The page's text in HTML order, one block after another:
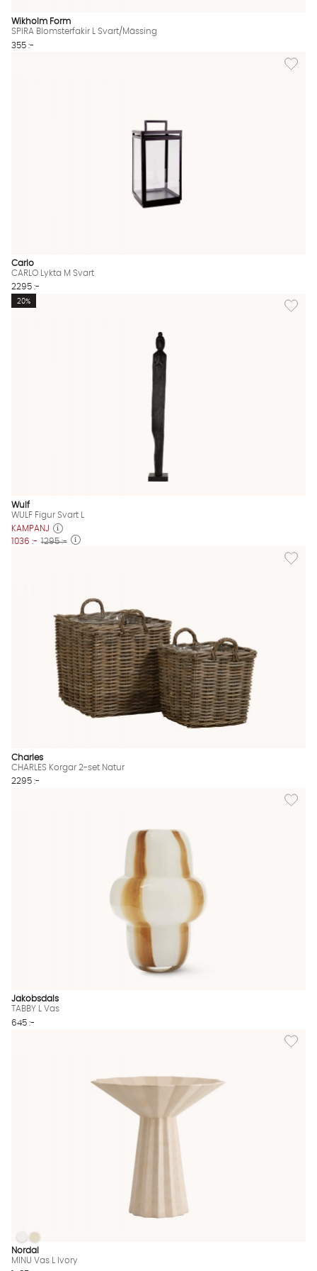
Wikholm Form
SPIRA Blomsterfakir L Svart/Mässing
355 :-
Lägg
Carlo
CARLO Lykta M Svart
2295 :-
Lägg
20%
Wulf
WULF Figur Svart L
KAMPANJ
1036 :- 1295 :-
Lägg
Charles
CHARLES Korgar 2-set Natur
2295 :-
Lägg till
Jakobsdals
TABBY L Vas
645 :-
Lägg
MINU Vas L Ivory Finns även i dessa färger:
MINU Vas L Ivory
MINU Vas L Ivory
Nordal
MINU Vas L Ivory